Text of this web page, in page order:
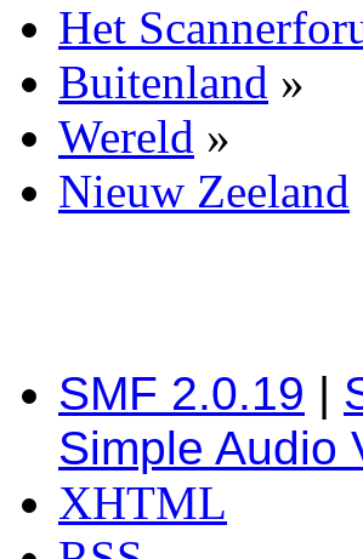
Het
Buitenland »
Wereld »
Nieuw Zeeland
SMF 2.0.19 |
Simple Audio
XHTML